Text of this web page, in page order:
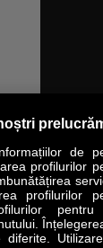
toată
THE CEO
de
profilurilor
profilurilor
pentru